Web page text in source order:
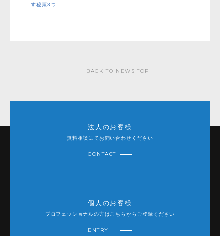
す秘策3つ
BACK TO NEWS TOP
法人のお客様
無料相談にてお問い合わせください
CONTACT
個人のお客様
プロフェッショナルの方はこちらからご登録ください
ENTRY